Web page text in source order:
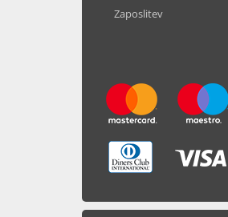
Zaposlitev